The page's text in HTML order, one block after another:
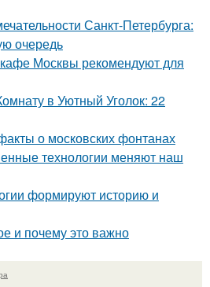
Санкт-Петербурга:
очередь
Москвы рекомендуют для
в Уютный Уголок: 22
о московских фонтанах
технологии меняют наш
формируют историю и
и почему это важно